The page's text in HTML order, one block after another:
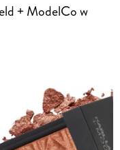
+ ModelCo w